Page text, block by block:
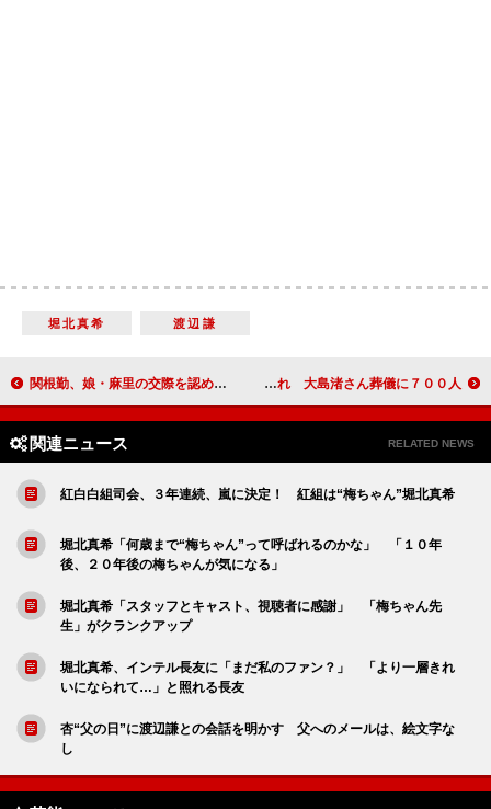
堀北真希 渡辺謙
関根勤、娘・麻里の交際を認める 日本アカデミー賞優秀賞記者発表 偉大な監督に最後の別れ 大島渚さん葬儀に７００人
関連ニュース RELATED NEWS
紅白白組司会、３年連続、嵐に決定！ 紅組は“梅ちゃん”堀北真希
堀北真希「何歳まで“梅ちゃん”って呼ばれるのかな」 「１０年
後、２０年後の梅ちゃんが気になる」
堀北真希「スタッフとキャスト、視聴者に感謝」 「梅ちゃん先
生」がクランクアップ
堀北真希、インテル長友に「まだ私のファン？」 「より一層きれ
いになられて…」と照れる長友
杏“父の日”に渡辺謙との会話を明かす 父へのメールは、絵文字な
し